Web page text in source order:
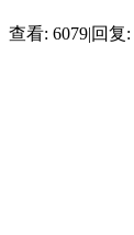
查看: 6079|回复: